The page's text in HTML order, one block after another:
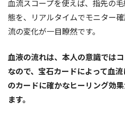
血流スコープを使えば、指先の
態を、リアルタイムでモニター
流の変化が一目瞭然です。
血液の流れは、本人の意識では
なので、宝石カードによって血
のカードに確かなヒーリング効
ます。